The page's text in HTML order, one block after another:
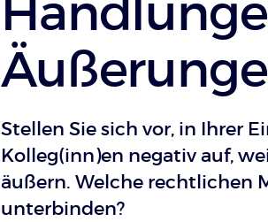
Stellen Sie sich vor, in Ihrer
Kolleg(inn)en negativ auf,
äußern. Welche rechtlichen
unterbinden?